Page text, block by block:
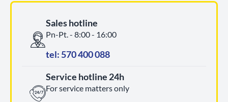
Sales hotline
Pn-Pt. - 8:00 - 16:00
tel: 570 400 088
Service hotline 24h
For service matters only